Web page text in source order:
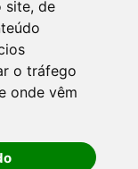
site, de
o tráfego
onde vêm
40
Carapicuíba/SP
Carapicuíba/SP